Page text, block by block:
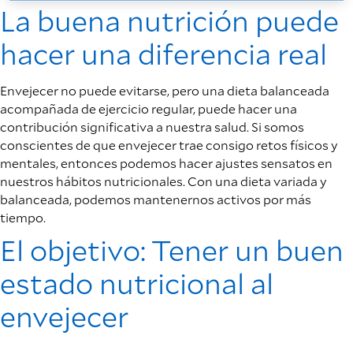
La buena nutrición puede
hacer una diferencia real
Envejecer no puede evitarse, pero una dieta balanceada
acompañada de ejercicio regular, puede hacer una
contribución significativa a nuestra salud. Si somos
conscientes de que envejecer trae consigo retos físicos y
mentales, entonces podemos hacer ajustes sensatos en
nuestros hábitos nutricionales. Con una dieta variada y
balanceada, podemos mantenernos activos por más
tiempo.
El objetivo: Tener un buen
estado nutricional al
envejecer